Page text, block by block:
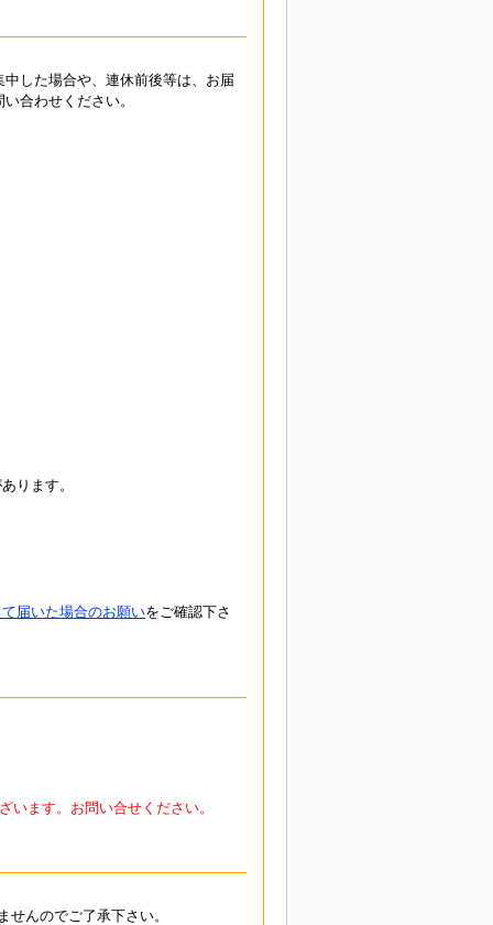
した場合や、連休前後等は、お届
合わせください。
ります。
届いた場合のお願いをご確認下さ
います。お問い合せください。
んのでご了承下さい。